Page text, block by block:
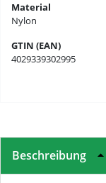
Material
Nylon
GTIN (EAN)
4029339302995
Beschreibung